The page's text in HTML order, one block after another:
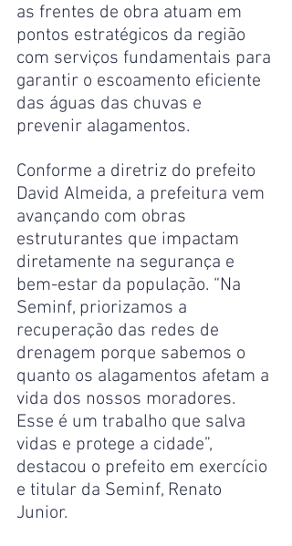
as frentes de obra atuam em
pontos estratégicos da região
com serviços fundamentais para
garantir o escoamento eficiente
das águas das chuvas e
prevenir alagamentos.
Conforme a diretriz do prefeito
David Almeida, a prefeitura vem
avançando com obras
estruturantes que impactam
diretamente na segurança e
bem-estar da população. “Na
Seminf, priorizamos a
recuperação das redes de
drenagem porque sabemos o
quanto os alagamentos afetam a
vida dos nossos moradores.
Esse é um trabalho que salva
vidas e protege a cidade”,
destacou o prefeito em exercício
e titular da Seminf, Renato
Junior.